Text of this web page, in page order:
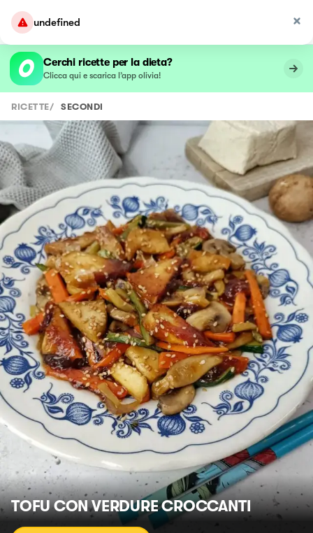
undefined
Cerchi ricette per la dieta?
Clicca qui e scarica l’app olivia!
RICETTE/ SECONDI
TOFU CON VERDURE CROCCANTI